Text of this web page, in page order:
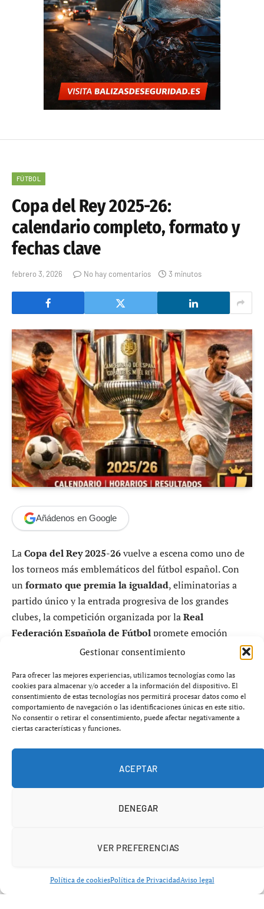
Gestionar consentimiento
Para ofrecer las mejores experiencias, utilizamos tecnologías como las
cookies para almacenar y/o acceder a la información del dispositivo. El
consentimiento de estas tecnologías nos permitirá procesar datos como el
comportamiento de navegación o las identificaciones únicas en este sitio.
No consentir o retirar el consentimiento, puede afectar negativamente a
ciertas características y funciones.
ACEPTAR
DENEGAR
VER PREFERENCIAS
Política de cookiesPolítica de PrivacidadAviso legal
FÚTBOL
Copa del Rey 2025-26:
calendario completo, formato y
fechas clave
febrero 3, 2026 No hay comentarios 3 minutos
Añádenos en Google
LaCopa del Rey 2025-26vuelve a escena como uno de
los torneos más emblemáticos del fútbol español. Con
un formato que premia la igualdad, eliminatorias a
partido único y la entrada progresiva de los grandes
clubes, la competición organizada por laReal
Federación Española de Fútbolpromete emoción
desde las rondas preliminares hasta la gran final.
A continuación, te ofrecemos unaguía completa y clara
confechas, sistema de competición y clavesque todo
aficionado debe conocer.